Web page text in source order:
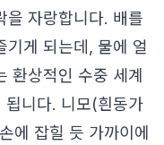
을 자랑합니다. 배를
기게 되는데, 물에 얼
환상적인 수중 세계
됩니다. 니모(흰동가
에 잡힐 듯 가까이에